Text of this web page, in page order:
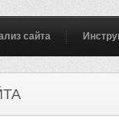
сайта